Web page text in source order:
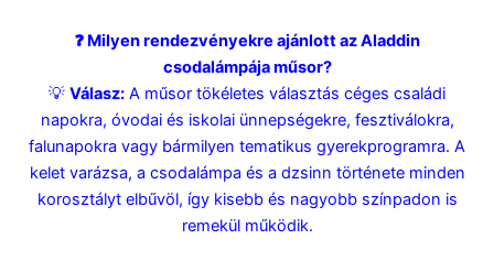
❓ Milyen rendezvényekre ajánlott az Aladdin
csodalámpája műsor?
💡 Válasz: A műsor tökéletes választás céges családi
napokra, óvodai és iskolai ünnepségekre, fesztiválokra,
falunapokra vagy bármilyen tematikus gyerekprogramra. A
kelet varázsa, a csodalámpa és a dzsinn története minden
korosztályt elbűvöl, így kisebb és nagyobb színpadon is
remekül működik.